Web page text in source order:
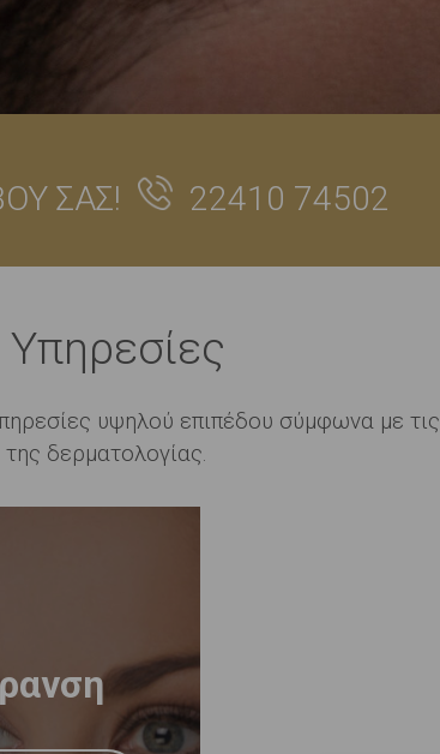
ΣΑΣ! 22410 74502
υψηλού επιπέδου σύμφωνα με τις
δερματολογίας.